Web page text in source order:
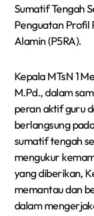
Sumatif Tengah
Penguatan Profil
Alamin (P5RA).
Kepala MTsN 1
M.Pd., dalam
peran aktif guru
berlangsung
sumatif tengah
mengukur
yang diberikan,
memantau dan
dalam